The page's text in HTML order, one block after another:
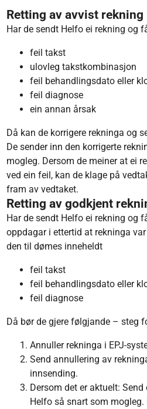
Retting av avvist rekning
Har de sendt Helfo ei rekning og
feil takst
ulovleg takstkombinasjon
feil behandlingsdato eller
feil diagnose
ein annan årsak
Då kan de korrigere rekninga og
De sender inn den korrigerte
mogleg. Dersom de meiner at ei
ved ein feil, kan de klage på
fram av vedtaket.
Retting av godkjent
Har de sendt Helfo ei rekning og
oppdagar i ettertid at rekninga
den til dømes inneheldt
feil takst
feil behandlingsdato eller
feil diagnose
Då bør de gjere følgjande – steg
Annuller rekninga i EPJ-
Send annullering av
innsending.
Dersom det er aktuelt:
Helfo så snart som mogleg.